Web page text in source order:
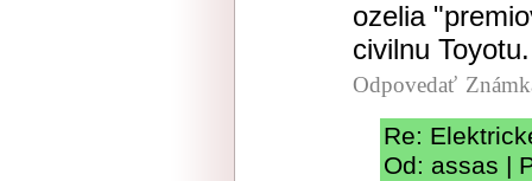
ozelia
civilnu Toyotu.
Odpovedať
Re:
Od: assas |